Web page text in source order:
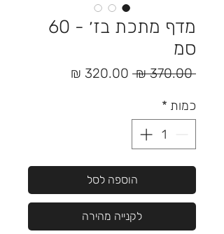
מדף מתכת בז׳ - 60
סמ
‏370.00 ‏₪
מחיר
כמות *
הוספה לסל
לקנייה מהירה